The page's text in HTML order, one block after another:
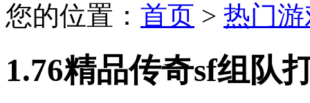
您的位置： 首页 > 热门
1.76精品传奇sf组队